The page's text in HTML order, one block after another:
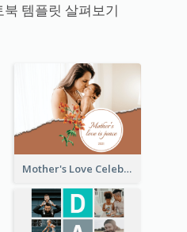
템플릿 살펴보기
Mother's Love Celebration Photo Book